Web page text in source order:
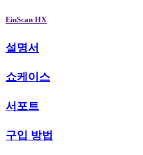
EinScan HX
설명서
쇼케이스
서포트
구입 방법